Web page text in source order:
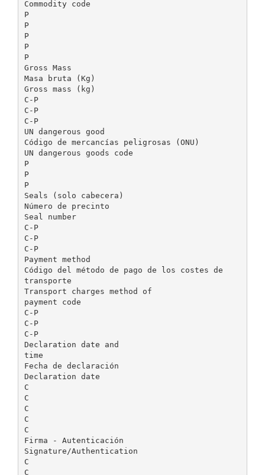
Commodity code
P
P
P
P
P
Gross Mass
Masa bruta (Kg)
Gross mass (kg)
C-P
C-P
C-P
UN dangerous good
Código de mercancías peligrosas (ONU)
UN dangerous goods code
P
P
P
Seals (solo cabecera)
Número de precinto
Seal number
C-P
C-P
C-P
Payment method
Código del método de pago de los costes de
transporte
Transport charges method of
payment code
C-P
C-P
C-P
Declaration date and
time
Fecha de declaración
Declaration date
C
C
C
C
C
Firma - Autenticación
Signature/Authentication
C
C